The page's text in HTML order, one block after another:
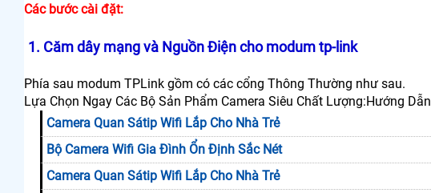
Các bước cài đặt:
1. Căm dây mạng và Nguồn Điện cho modum tp-link
Phía sau modum TPLink gồm có các cổng Thông Thường như sau.
Lựa Chọn Ngay Các Bộ Sản Phẩm Camera Siêu Chất Lượng:Hướng
Camera Quan Sátip Wifi Lắp Cho Nhà Trẻ
Bộ Camera Wifi Gia Đình Ổn Định Sắc Nét
Camera Quan Sátip Wifi Lắp Cho Nhà Trẻ